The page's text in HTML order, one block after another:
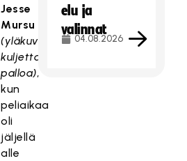
Jesse
Mursu
(yläkuvassa
kuljettamassa
palloa),
kun
peliaikaa
oli
jäljellä
alle
elu ja
valinnat
04.08.2026